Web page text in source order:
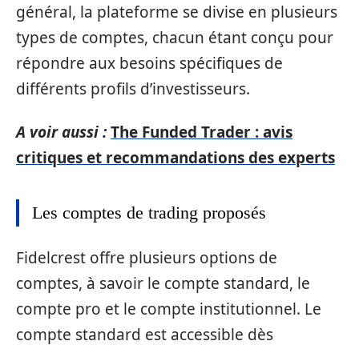
général, la plateforme se divise en plusieurs
types de comptes, chacun étant conçu pour
répondre aux besoins spécifiques de
différents profils d’investisseurs.
A voir aussi :The Funded Trader : avis
critiques et recommandations des experts
Les comptes de trading proposés
Fidelcrest offre plusieurs options de
comptes, à savoir le compte standard, le
compte pro et le compte institutionnel. Le
compte standard est accessible dès